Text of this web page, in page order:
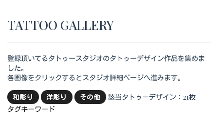
TATTOO GALLERY
登録頂いてるタトゥースタジオのタトゥーデザイン作品を集めま
した。
各画像をクリックするとスタジオ詳細ページへ進みます。
和彫り 洋彫り その他
該当タトゥーデザイン：21枚
タグキーワード